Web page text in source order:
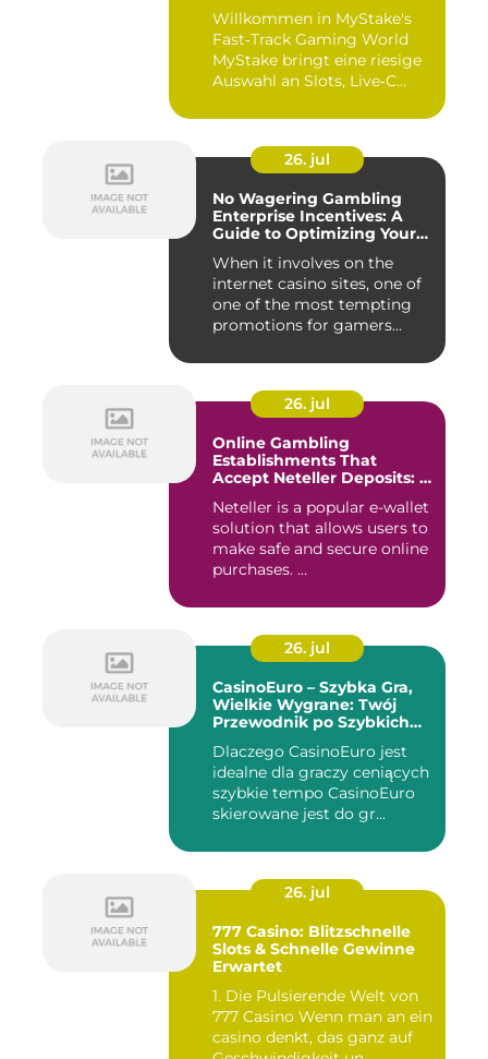
Willkommen in MyStake's
Fast‑Track Gaming World
MyStake bringt eine riesige
Auswahl an Slots, Live‑C...
26. jul
No Wagering Gambling
Enterprise Incentives: A
Guide to Optimizing Your
When it involves on the
internet casino sites, one of
one of the most tempting
promotions for gamers...
26. jul
Online Gambling
Establishments That
Accept Neteller Deposits: A
Neteller is a popular e-wallet
solution that allows users to
make safe and secure online
purchases. ...
26. jul
CasinoEuro – Szybka Gra,
Wielkie Wygrane: Twój
Przewodnik po Szybkich
Dlaczego CasinoEuro jest
idealne dla graczy ceniących
szybkie tempo CasinoEuro
skierowane jest do gr...
26. jul
777 Casino: Blitzschnelle
Slots & Schnelle Gewinne
Erwartet
1. Die Pulsierende Welt von
777 Casino Wenn man an ein
casino denkt, das ganz auf